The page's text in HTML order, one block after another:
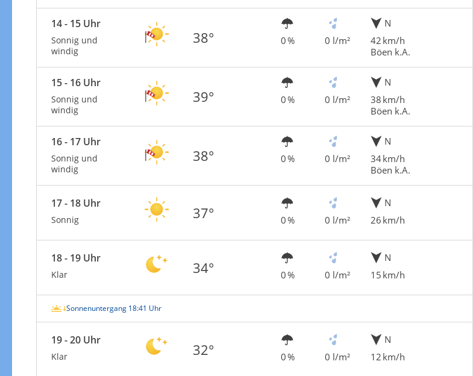
14 - 15 Uhr
Sonnig und
windig
38° 0 % 0 l/m²
N
42 km/h
Böen k.A.
15 - 16 Uhr
Sonnig und
windig
39° 0 % 0 l/m²
N
38 km/h
Böen k.A.
16 - 17 Uhr
Sonnig und
windig
38° 0 % 0 l/m²
N
34 km/h
Böen k.A.
17 - 18 Uhr
Sonnig 37° 0 % 0 l/m²
N
26 km/h
18 - 19 Uhr
Klar 34° 0 % 0 l/m²
N
15 km/h
Sonnenuntergang 18:41 Uhr
19 - 20 Uhr
Klar 32° 0 % 0 l/m²
N
12 km/h